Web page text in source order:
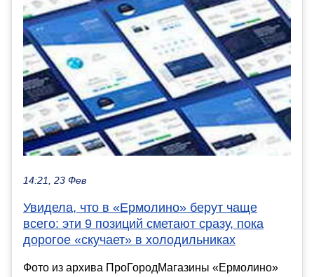
14:21, 23 Фев
Увидела, что в «Ермолино» берут чаще
всего: эти 9 позиций сметают сразу, пока
дорогое «скучает» в холодильниках
Фото из архива ПроГородМагазины «Ермолино»